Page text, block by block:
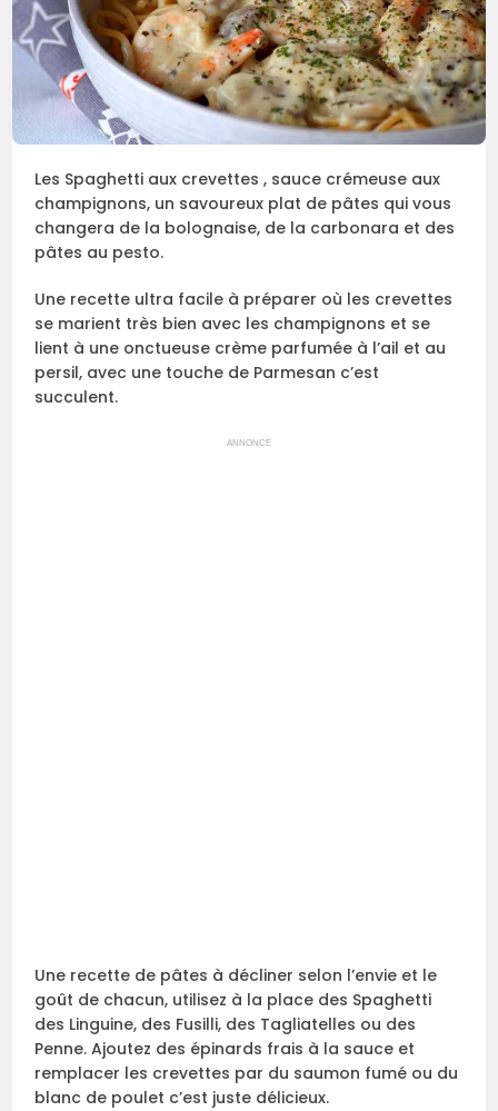
Les Spaghetti aux crevettes , sauce crémeuse aux
champignons, un savoureux plat de pâtes qui vous
changera de la bolognaise, de la carbonara et des
pâtes au pesto.
Une recette ultra facile à préparer où les crevettes
se marient très bien avec les champignons et se
lient à une onctueuse crème parfumée à l’ail et au
persil, avec une touche de Parmesan c’est
succulent.
ANNONCE
Une recette de pâtes à décliner selon l’envie et le
goût de chacun, utilisez à la place des Spaghetti
des Linguine, des Fusilli, des Tagliatelles ou des
Penne. Ajoutez des épinards frais à la sauce et
remplacer les crevettes par du saumon fumé ou du
blanc de poulet c’est juste délicieux.